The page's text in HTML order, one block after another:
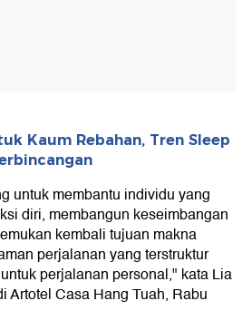
Kaum Rebahan, Tren Sleep
untuk membantu individu yang
diri, membangun keseimbangan
kembali tujuan makna
perjalanan yang terstruktur
perjalanan personal," kata Lia
Artotel Casa Hang Tuah, Rabu